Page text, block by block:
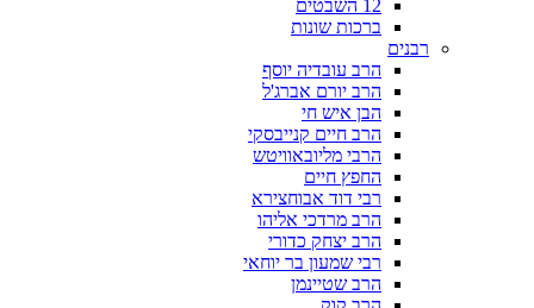
12 השבטים
ברכות שונות
רבנים
הרב עובדיה יוסף
הרב יורם אברג'ל
הבן איש חי
הרב חיים קנייבסקי
הרבי מליובאוויטש
החפץ חיים
רבי דוד אבוחצירא
הרב מרדכי אליהו
הרב יצחק כדורי
רבי שמעון בר יוחאי
הרב שטיינמן